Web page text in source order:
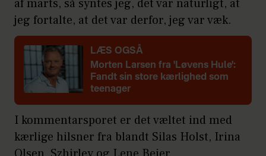
af marts, så syntes jeg, det var naturligt, at
jeg fortalte, at det var derfor, jeg var væk.
LÆS OGSÅ
Morten Larsen fra 'Løvens Hule':
Fandt sin store kærlighed som
teenager
I kommentarsporet er det væltet ind med
kærlige hilsner fra blandt Silas Holst, Irina